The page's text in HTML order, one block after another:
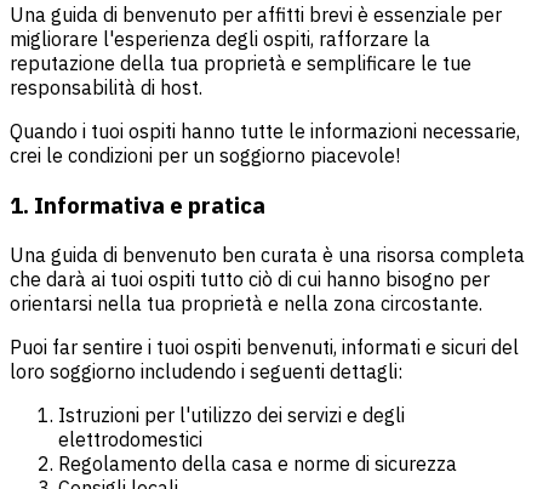
Una guida di benvenuto per affitti brevi è essenziale per
migliorare l'esperienza degli ospiti, rafforzare la
reputazione della tua proprietà e semplificare le tue
responsabilità di host.
Quando i tuoi ospiti hanno tutte le informazioni necessarie,
crei le condizioni per un soggiorno piacevole!
1. Informativa e pratica
Una guida di benvenuto ben curata è una risorsa completa
che darà ai tuoi ospiti tutto ciò di cui hanno bisogno per
orientarsi nella tua proprietà e nella zona circostante.
Puoi far sentire i tuoi ospiti benvenuti, informati e sicuri del
loro soggiorno includendo i seguenti dettagli:
Istruzioni per l'utilizzo dei servizi e degli
elettrodomestici
Regolamento della casa e norme di sicurezza